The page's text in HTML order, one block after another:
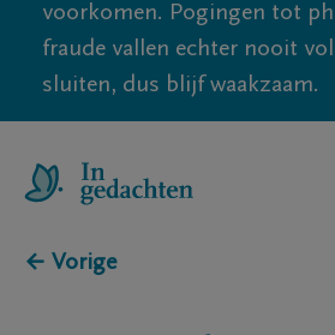
voorkomen. Pogingen tot
fraude vallen echter nooit
sluiten, dus blijf waakzaam.
← Vorige